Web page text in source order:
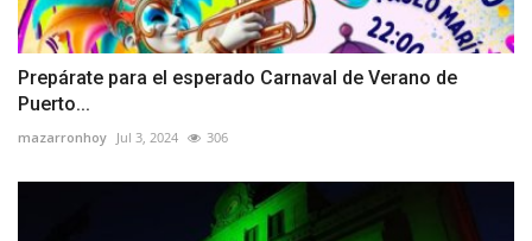
Prepárate para el esperado Carnaval de Verano de
Puerto...
mazarronhoy Jul 3, 2024 306